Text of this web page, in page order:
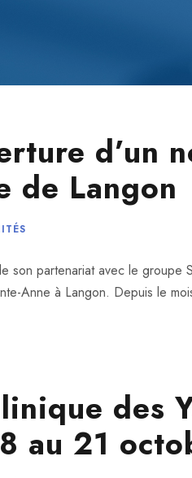
d’un
de Langon
son partenariat avec le groupe
Anne à Langon. Depuis le
des
au 21